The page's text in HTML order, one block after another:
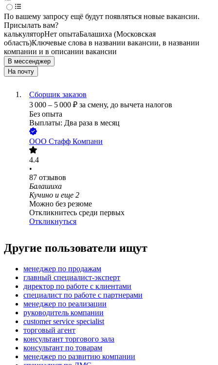
По вашему запросу ещё будут появляться новые вакансии.
Присылать вам?
калькуляторНет опытаБалашиха (Московская
область)Ключевые слова в названии вакансии, в названии
компании и в описании вакансии
В мессенджер
На почту
Сборщик заказов
3 000 – 5 000 ₽ за смену, до вычета налогов
Без опыта
Выплаты: Два раза в месяц
ООО Стафф Компани
4.4
•
87 отзывов
Балашиха
Кучино и еще 2
Можно без резюме
Откликнитесь среди первых
Откликнуться
Другие пользователи ищут
менеджер по продажам
главный специалист-эксперт
директор по работе с клиентами
специалист по работе с партнерами
менеджер по реализации
руководитель компании
customer service specialist
торговый агент
консультант торгового зала
консультант по товарам
менеджер по развитию компании